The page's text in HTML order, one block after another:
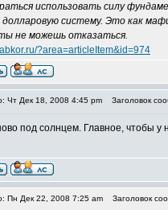
использовать силу
долларовую систему. Это как
не можешь отказаться.
?area=articleItem&id=974
Чт Дек 18, 2008 4:45 pm Заголовок
под солнцем. Главное, чтобы у
Пн Дек 22, 2008 7:25 am Заголовок